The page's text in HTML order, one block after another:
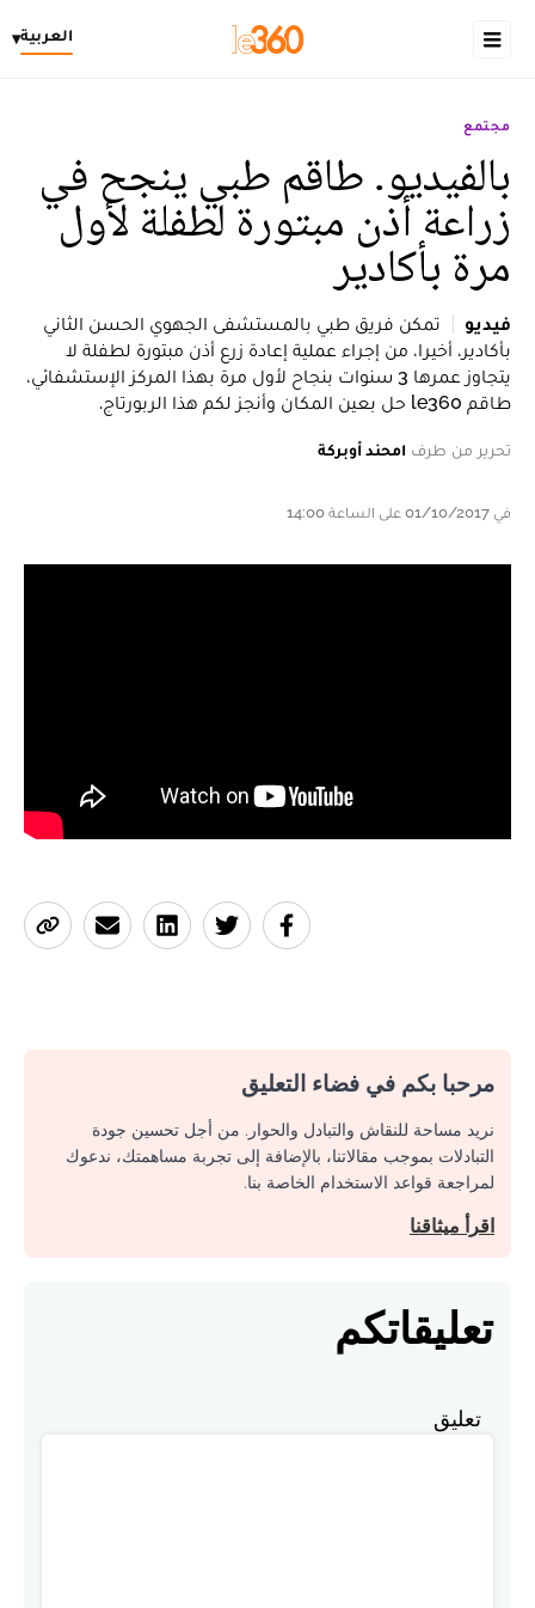
العربية▾
مجتمع
بالفيديو. طاقم طبي ينجح في
زراعة أذن مبتورة لطفلة لأول
مرة بأكادير
فيديو
تمكن فريق طبي بالمستشفى الجهوي الحسن الثاني
بأكادير، أخيرا، من إجراء عملية إعادة زرع أذن مبتورة لطفلة لا
يتجاوز عمرها 3 سنوات بنجاح لأول مرة بهذا المركز الإستشفائي،
طاقم le360 حل بعين المكان وأنجز لكم هذا الربورتاج.
تحرير من طرف امحند أوبركة
في 01/10/2017 على الساعة 14:00
مرحبا بكم في فضاء التعليق
نريد مساحة للنقاش والتبادل والحوار. من أجل تحسين جودة
التبادلات بموجب مقالاتنا، بالإضافة إلى تجربة مساهمتك، ندعوك
لمراجعة قواعد الاستخدام الخاصة بنا.
اقرأ ميثاقنا
تعليقاتكم
تعليق